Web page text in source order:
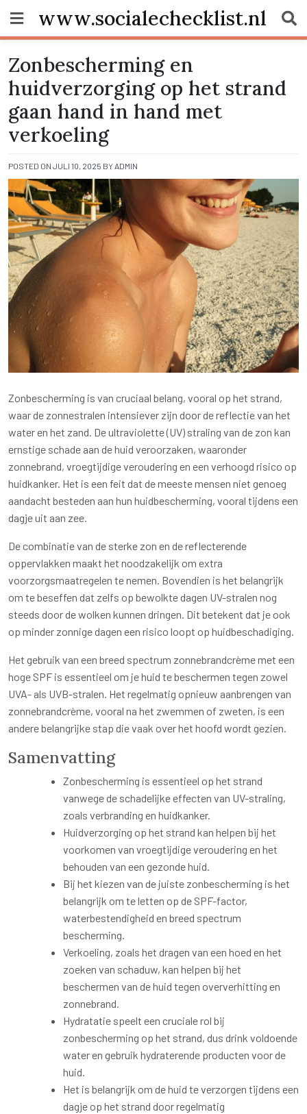
content
www.socialechecklist.nl
Zonbescherming en
huidverzorging op het strand
gaan hand in hand met
verkoeling
POSTED ON JULI 10, 2025 BY ADMIN
Zonbescherming is van cruciaal belang, vooral op het strand,
waar de zonnestralen intensiever zijn door de reflectie van het
water en het zand. De ultraviolette (UV) straling van de zon kan
ernstige schade aan de huid veroorzaken, waaronder
zonnebrand, vroegtijdige veroudering en een verhoogd risico op
huidkanker. Het is een feit dat de meeste mensen niet genoeg
aandacht besteden aan hun huidbescherming, vooral tijdens een
dagje uit aan zee.
De combinatie van de sterke zon en de reflecterende
oppervlakken maakt het noodzakelijk om extra
voorzorgsmaatregelen te nemen. Bovendien is het belangrijk
om te beseffen dat zelfs op bewolkte dagen UV-stralen nog
steeds door de wolken kunnen dringen. Dit betekent dat je ook
op minder zonnige dagen een risico loopt op huidbeschadiging.
Het gebruik van een breed spectrum zonnebrandcrème met een
hoge SPF is essentieel om je huid te beschermen tegen zowel
UVA- als UVB-stralen. Het regelmatig opnieuw aanbrengen van
zonnebrandcrème, vooral na het zwemmen of zweten, is een
andere belangrijke stap die vaak over het hoofd wordt gezien.
Samenvatting
Zonbescherming is essentieel op het strand
vanwege de schadelijke effecten van UV-straling,
zoals verbranding en huidkanker.
Huidverzorging op het strand kan helpen bij het
voorkomen van vroegtijdige veroudering en het
behouden van een gezonde huid.
Bij het kiezen van de juiste zonbescherming is het
belangrijk om te letten op de SPF-factor,
waterbestendigheid en breed spectrum
bescherming.
Verkoeling, zoals het dragen van een hoed en het
zoeken van schaduw, kan helpen bij het
beschermen van de huid tegen oververhitting en
zonnebrand.
Hydratatie speelt een cruciale rol bij
zonbescherming op het strand, dus drink voldoende
water en gebruik hydraterende producten voor de
huid.
Het is belangrijk om de huid te verzorgen tijdens een
dagje op het strand door regelmatig